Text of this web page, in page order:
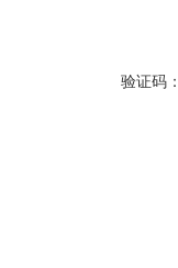
验证码